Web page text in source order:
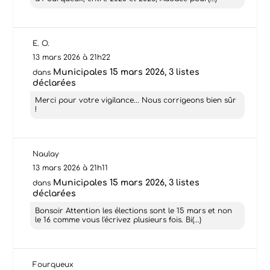
E. O.
13 mars 2026 à 21h22
dans Municipales 15 mars 2026, 3 listes
déclarées
Merci pour votre vigilance... Nous corrigeons bien sûr
!
Naulay
13 mars 2026 à 21h11
dans Municipales 15 mars 2026, 3 listes
déclarées
Bonsoir Attention les élections sont le 15 mars et non
le 16 comme vous l'écrivez plusieurs fois. Bi(...)
Fourqueux